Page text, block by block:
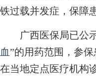
铁过载并发症，保障
广西医保局已公示
血”的用药范围，参
在当地定点医疗机构